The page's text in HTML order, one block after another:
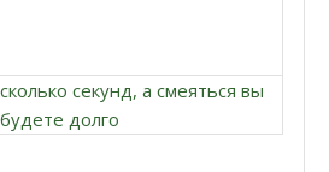
секунд, а смеяться вы
будете долго